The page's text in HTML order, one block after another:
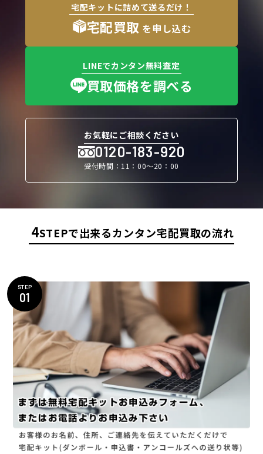
宅配キットに詰めて送るだけ！
宅配買取 を申し込む
LINEでカンタン無料査定
買取価格を調べる
お気軽にご相談ください
0120-183-920
受付時間：11：00〜20：00
4STEPで出来るカンタン宅配買取の流れ
STEP
01